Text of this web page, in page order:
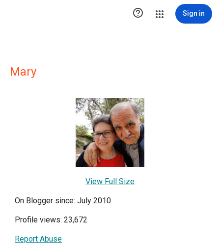
 Sign in
Mary
View Full Size
On Blogger since: July 2010
Profile views: 23,672
Report Abuse